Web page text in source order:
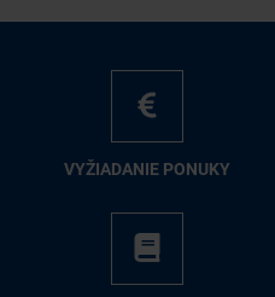
VY­ŽIA­DA­NIE PO­NU­KY